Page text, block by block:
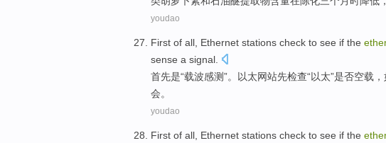
youdao
First of all, Ethernet stations check to see if the
sense a signal
首先是“载波感测”。 以太网站先检查“以太”是否空载 ，
会。
youdao
First of all, Ethernet stations check to see if the